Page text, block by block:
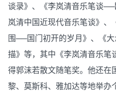
谈录》、《李岚清音乐笔谈
岚清中国近现代音乐笔谈》、
围──国门初开的岁月》、《
描》等，其中《李岚清音乐
得郭沫若散文随笔奖。他还在
黎、莫斯科、雅加达等地举办